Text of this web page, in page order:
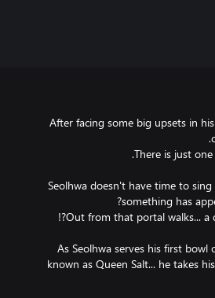
After facing some big upsets in
Seolhwa doesn't have time to
As Seolhwa serves his first bowl
known as Queen Salt... he takes